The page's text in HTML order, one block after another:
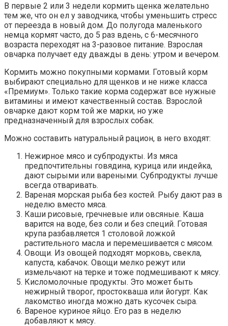
В первые 2 или 3 недели кормить щенка желательно
тем же, что он ел у заводчика, чтобы уменьшить стресс
от переезда в новый дом. До полугода маленького
немца кормят часто, до 5 раз вдень, с 6-месячного
возраста переходят на 3-разовое питание. Взрослая
овчарка получает еду дважды в день: утром и вечером.
Кормить можно покупными кормами. Готовый корм
выбирают специально для щенков и не ниже класса
«Премиум». Только такие корма содержат все нужные
витамины и имеют качественный состав. Взрослой
овчарке дают корм той же марки, но уже
предназначенный для взрослых собак.
Можно составить натуральный рацион, в него входят:
Нежирное мясо и субпродукты. Из мяса
предпочтительны говядина, курица или индейка,
дают сырыми или вареными. Субпродукты лучше
всегда отваривать.
Вареная морская рыба без костей. Рыбу дают раз в
неделю вместо мяса.
Каши рисовые, гречневые или овсяные. Каша
варится на воде, без соли и без специй. Готовая
крупа разбавляется 1 столовой ложкой
растительного масла и перемешивается с мясом.
Овощи. Из овощей подходят морковь, свекла,
капуста, кабачок. Овощи мелко режут или
измельчают на терке и тоже подмешивают к мясу.
Кисломолочные продукты. Это может быть
нежирный творог, простокваша или йогурт. Как
лакомство иногда можно дать кусочек сыра.
Вареное куриное яйцо. Его раз в неделю
добавляют к мясу.